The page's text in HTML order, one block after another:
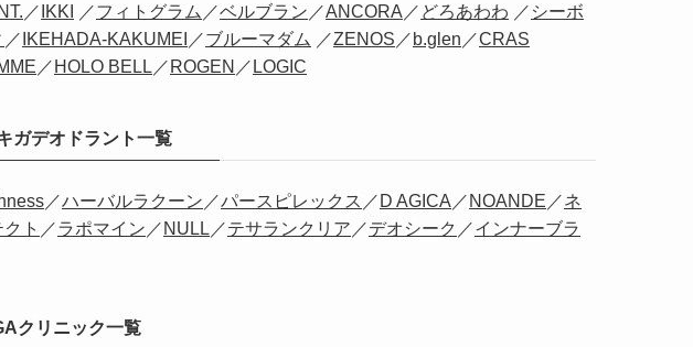
／ IKKI ／フィトグラム ／ベルブラン ／ANCORA ／ どろあわわ ／ シーボ
／ IKEHADA-KAKUMEI ／ブルーマダム ／ZENOS ／ b.glen ／CRAS
／ HOLO BELL ／ ROGEN ／ LOGIC
ガデオドラント一覧
／ハーバルラクーン ／パースピレックス ／ D AGICA ／ NOANDE ／ネ
ト ／ラポマイン ／ NULL ／テサランクリア ／デオシーク ／インナーブラ
クリニック一覧